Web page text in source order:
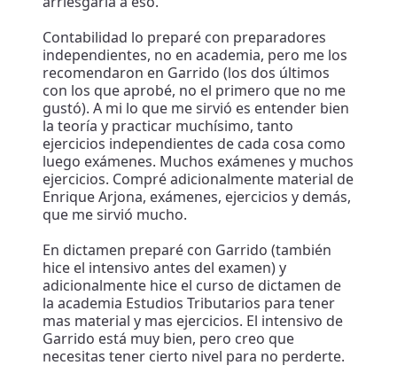
Contabilidad lo preparé con preparadores
independientes, no en academia, pero me los
recomendaron en Garrido (los dos últimos
con los que aprobé, no el primero que no me
gustó). A mi lo que me sirvió es entender bien
la teoría y practicar muchísimo, tanto
ejercicios independientes de cada cosa como
luego exámenes. Muchos exámenes y muchos
ejercicios. Compré adicionalmente material de
Enrique Arjona, exámenes, ejercicios y demás,
que me sirvió mucho.
En dictamen preparé con Garrido (también
hice el intensivo antes del examen) y
adicionalmente hice el curso de dictamen de
la academia Estudios Tributarios para tener
mas material y mas ejercicios. El intensivo de
Garrido está muy bien, pero creo que
necesitas tener cierto nivel para no perderte.